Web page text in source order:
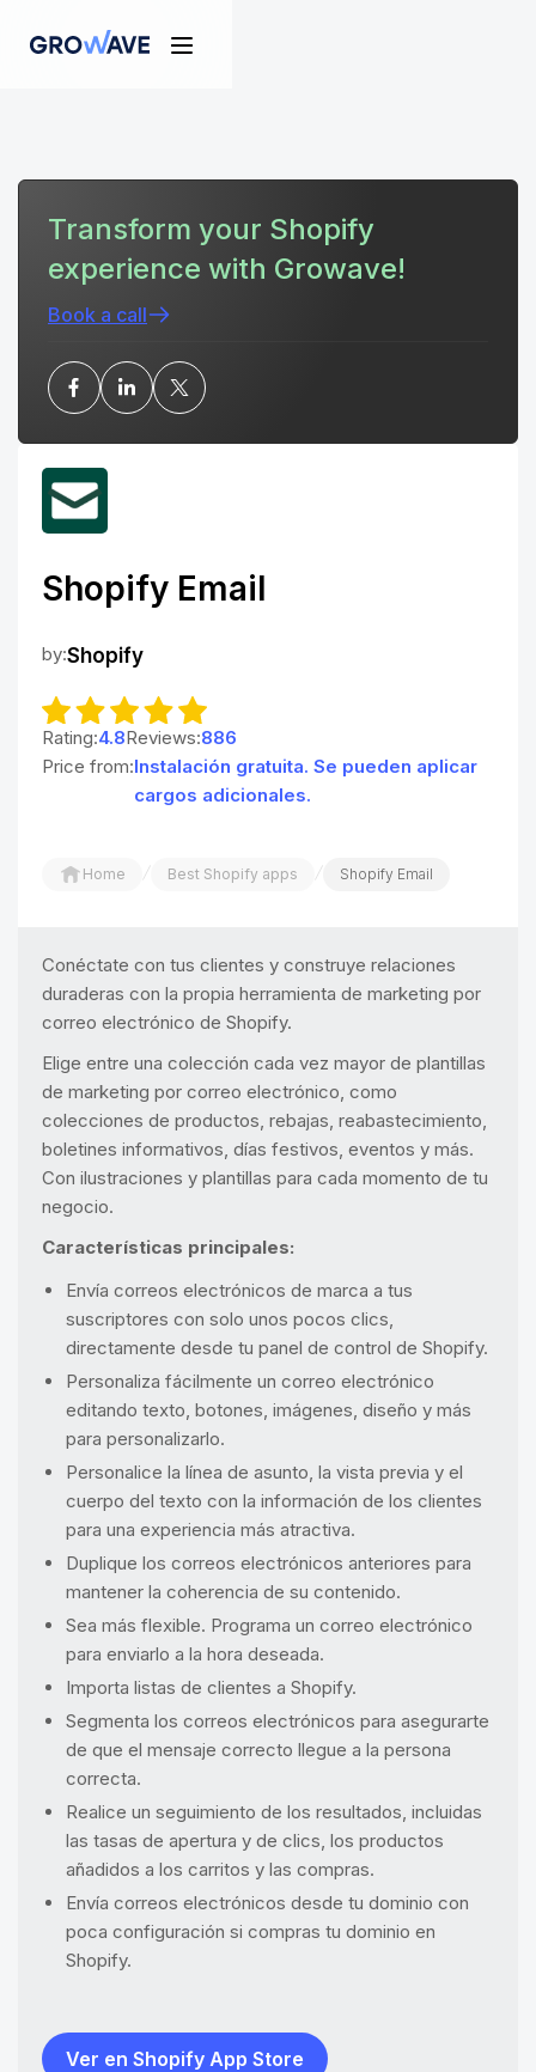
Transform your Shopify
experience with Growave!
Book a call
Shopify Email
by:Shopify
Rating:4.8Reviews:886
Price from:Instalación gratuita. Se pueden aplicar
cargos adicionales.
Home / Best Shopify apps / Shopify Email
Conéctate con tus clientes y construye relaciones
duraderas con la propia herramienta de marketing por
correo electrónico de Shopify.
Elige entre una colección cada vez mayor de plantillas
de marketing por correo electrónico, como
colecciones de productos, rebajas, reabastecimiento,
boletines informativos, días festivos, eventos y más.
Con ilustraciones y plantillas para cada momento de tu
negocio.
Características principales:
Envía correos electrónicos de marca a tus
suscriptores con solo unos pocos clics,
directamente desde tu panel de control de Shopify.
Personaliza fácilmente un correo electrónico
editando texto, botones, imágenes, diseño y más
para personalizarlo.
Personalice la línea de asunto, la vista previa y el
cuerpo del texto con la información de los clientes
para una experiencia más atractiva.
Duplique los correos electrónicos anteriores para
mantener la coherencia de su contenido.
Sea más flexible. Programa un correo electrónico
para enviarlo a la hora deseada.
Importa listas de clientes a Shopify.
Segmenta los correos electrónicos para asegurarte
de que el mensaje correcto llegue a la persona
correcta.
Realice un seguimiento de los resultados, incluidas
las tasas de apertura y de clics, los productos
añadidos a los carritos y las compras.
Envía correos electrónicos desde tu dominio con
poca configuración si compras tu dominio en
Shopify.
Ver en Shopify App Store